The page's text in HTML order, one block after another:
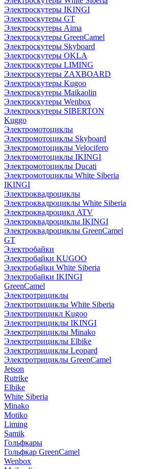
Электроскутеры IKINGI
Электроскутеры GT
Электроскутеры Aima
Электроскутеры GreenCamel
Электроскутеры Skyboard
Электроскутеры OKLA
Электроскутеры LIMING
Электроскутеры ZAXBOARD
Электроскутеры Kugoo
Электроскутеры Maikaolin
Электроскутеры Wenbox
Электроскутеры SIBERTON
Kuggo
Электромотоциклы
Электромотоциклы Skyboard
Электромотоциклы Velocifero
Электромотоциклы IKINGI
Электромотоциклы Ducati
Электромотоциклы White Siberia
IKINGI
Электроквадроциклы
Электроквадроциклы White Siberia
Электроквадроцикл ATV
Электроквадроциклы IKINGI
Электроквадроциклы GreenCamel
GT
Электробайки
Электробайки KUGOO
Электробайки White Siberia
Электробайки IKINGI
GreenCamel
Электротрициклы
Электротрициклы White Siberia
Электротрицикл Kugoo
Электротрициклы IKINGI
Электротрициклы Minako
Электротрициклы Elbike
Электротрициклы Leopard
Электротрициклы GreenCamel
Jetson
Rutrike
Elbike
White Siberia
Minako
Motiko
Liming
Samik
Гольфкары
Гольфкар GreenCamel
Wenbox